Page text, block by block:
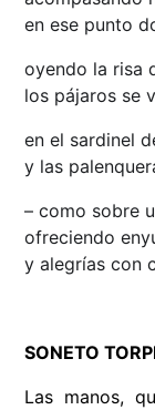
en ese punto
oyendo la risa
los pájaros se
en el sardinel
y las
– como sobre
ofreciendo
y alegrías con
SONETO
Las manos,